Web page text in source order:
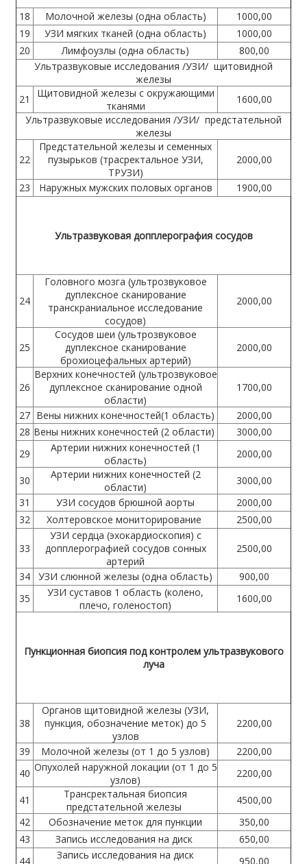
18 Молочной железы (одна область)
1000,00
19
УЗИ мягких тканей (одна область)
1000,00
20
Лимфоузлы (одна область)
800,00
Ультразвуковые исследования /УЗИ/ щитовидной
железы
21
Щитовидной железы с окружающими
тканями
1600,00
Ультразвуковые исследования /УЗИ/ предстательной
железы
22
Предстательной железы и семенных
пузырьков (трасректальное УЗИ,
ТРУЗИ)
2000,00
23 Наружных мужских половых органов 1900,00
Ультразвуковая допплерография сосудов
24
Головного мозга (ультрозвуковое
дуплексное сканирование
транскраниальное исследование
сосудов)
2000,00
25
Сосудов шеи (ультрозвуковое
дуплексное сканирование
брохиоцефальных артерий)
2000,00
26
Верхних конечностей (ультрозвуковое
дуплексное сканирование одной
области)
1700,00
27 Вены нижних конечностей(1 область)
2000,00
28 Вены нижних конечностей (2 области)
3000,00
29
Артерии нижних конечностей (1
область)
2000,00
30
Артерии нижних конечностей (2
области)
3000,00
31
УЗИ сосудов брюшной аорты
2000,00
32
Холтеровское мониторирование 2500,00
33
УЗИ сердца (эхокардиоскопия) с
допплерографией сосудов сонных
артерий
2500,00
34 УЗИ слюнной железы (одна область)
900,00
35
УЗИ суставов 1 область (колено,
плечо, голеностоп)
1600,00
Пункционная биопсия под контролем ультразвукового
луча
38
Органов щитовидной железы (УЗИ,
пункция, обозначение меток) до 5
узлов
2200,00
39 Молочной железы (от 1 до 5 узлов)
2200,00
40 Опухолей наружной локации (от 1 до 5
узлов)
2200,00
41
Трансректальная биопсия
предстательной железы
4500,00
42
Обозначение меток для пункции
350,00
43
Запись исследования на диск
650,00
44
Запись исследования на диск
950,00